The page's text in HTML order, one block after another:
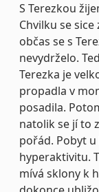
S Terezkou
Chvilku se
občas se s
nevydrželo.
Terezka je
propadla v
posadila.
natolik se jí to
pořád. Pobyt
hyperaktivitu.
mívá sklony k